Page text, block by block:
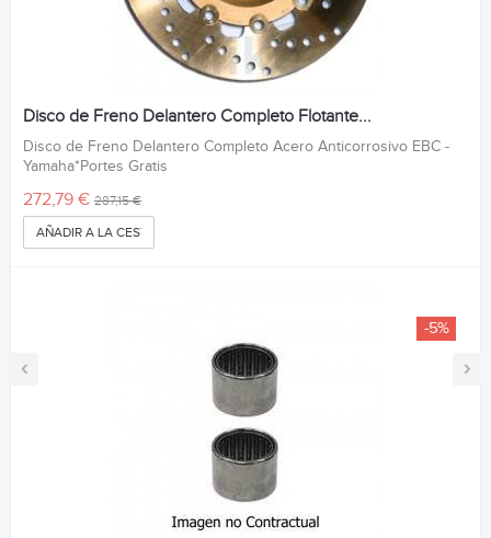
‹ ›
Disco de Freno Delantero Completo Flotante...
Disco de Freno Delantero Completo Acero Anticorrosivo EBC -
Yamaha*Portes Gratis
272,79 € 287,15 €
AÑADIR A LA CESTA
-5%